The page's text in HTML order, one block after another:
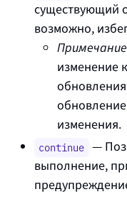
существующий
возможно,
изменение
изменения.
continue —
выполнение,